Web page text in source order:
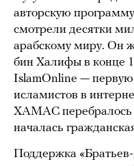
авторскую
смотрели десятки
арабскому миру. Он
бин Халифы в конце
IslamOnline —
исламистов в
ХАМАС перебралось
началась
Поддержка